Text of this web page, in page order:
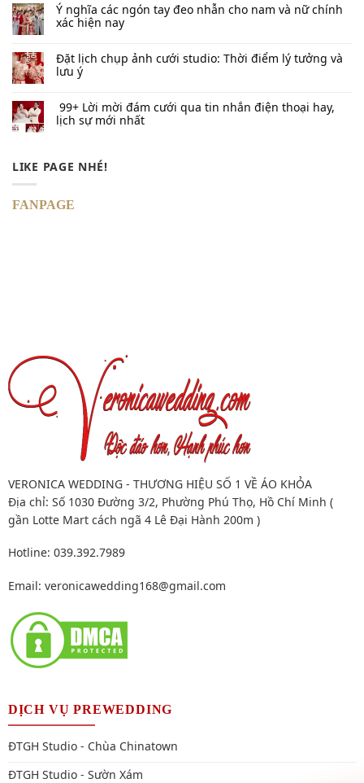
Ý nghĩa các ngón tay đeo nhẫn cho nam và nữ chính
xác hiện nay
Đặt lịch chụp ảnh cưới studio: Thời điểm lý tưởng và
lưu ý
99+ Lời mời đám cưới qua tin nhắn​ điện thoại hay,
lịch sự mới nhất
LIKE PAGE NHÉ!
FANPAGE
VERONICA WEDDING - THƯƠNG HIỆU SỐ 1 VỀ ÁO KHỎA
Địa chỉ: Số 1030 Đường 3/2, Phường Phú Thọ, Hồ Chí Minh (
gần Lotte Mart cách ngã 4 Lê Đại Hành 200m )
Hotline: 039.392.7989
Email: veronicawedding168@gmail.com
DỊCH VỤ PREWEDDING
ĐTGH Studio - Chùa Chinatown
ĐTGH Studio - Sườn Xám